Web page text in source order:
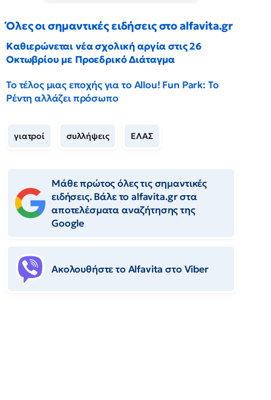
Όλες οι σημαντικές ειδήσεις στο alfavita.gr
Καθιερώνεται νέα σχολική αργία στις 26
Οκτωβρίου με Προεδρικό Διάταγμα
Το τέλος μιας εποχής για το Allou! Fun Park: Το
Ρέντη αλλάζει πρόσωπο
γιατροί συλλήψεις ΕΛΑΣ
Μάθε πρώτος όλες τις σημαντικές
ειδήσεις. Βάλε το alfavita.gr στα
αποτελέσματα αναζήτησης της
Google
Ακολουθήστε το Αlfavita στο Viber